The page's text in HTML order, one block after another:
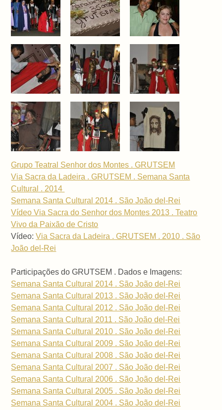
Grupo Teatral Senhor dos Montes . GRUTSEM
Via Sacra da Ladeira . GRUTSEM . Semana Santa
Cultural . 2014
Semana Santa Cultural 2014 . São João del-Rei
Vídeo Via Sacra do Senhor dos Montes 2013 . Teatro
Vivo da Paixão de Cristo
Vídeo:Via Sacra da Ladeira . GRUTSEM . 2010 . São
João del-Rei
Participações do GRUTSEM . Dados e Imagens:
Semana Santa Cultural 2014 . São João del-Rei
Semana Santa Cultural 2013 . São João del-Rei
Semana Santa Cultural 2012 . São João del-Rei
Semana Santa Cultural 2011 . São João del-Rei
Semana Santa Cultural 2010 . São João del-Rei
Semana Santa Cultural 2009 . São João del-Rei
Semana Santa Cultural 2008 . São João del-Rei
Semana Santa Cultural 2007 . São João del-Rei
Semana Santa Cultural 2006 . São João del-Rei
Semana Santa Cultural 2005 . São João del-Rei
Semana Santa Cultural 2004 . São João del-Rei